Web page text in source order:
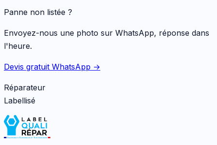
Panne non listée ?
Envoyez-nous une photo sur WhatsApp, réponse dans
l'heure.
Devis gratuit WhatsApp →
Réparateur
Labellisé